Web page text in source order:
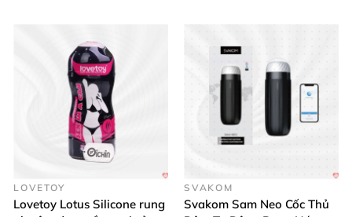
LOVETOY
Lovetoy Lotus Silicone rung
SVAKOM
Svakom Sam Neo Cốc Thủ